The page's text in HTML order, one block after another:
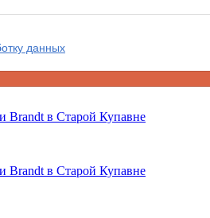
данных